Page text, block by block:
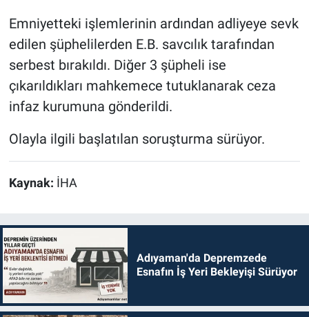
Emniyetteki işlemlerinin ardından adliyeye sevk
edilen şüphelilerden E.B. savcılık tarafından
serbest bırakıldı. Diğer 3 şüpheli ise
çıkarıldıkları mahkemece tutuklanarak ceza
infaz kurumuna gönderildi.
Olayla ilgili başlatılan soruşturma sürüyor.
Kaynak: İHA
Adıyaman'da Depremzede
Esnafın İş Yeri Bekleyişi Sürüyor